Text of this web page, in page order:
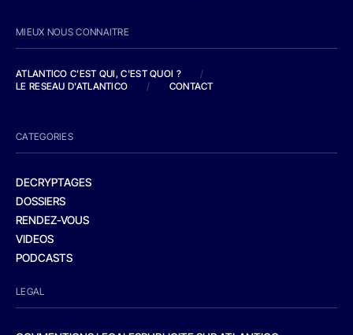
MIEUX NOUS CONNAITRE
ATLANTICO C'EST QUI, C'EST QUOI ?
/
LE RESEAU D'ATLANTICO
/ CONTACT
CATEGORIES
DECRYPTAGES
DOSSIERS
RENDEZ-VOUS
VIDEOS
PODCASTS
LEGAL